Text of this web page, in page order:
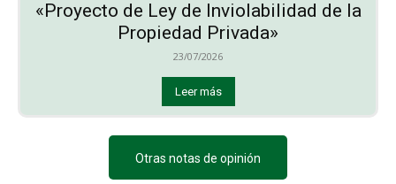
«Proyecto de Ley de Inviolabilidad de la
Propiedad Privada»
23/07/2026
Leer más
Otras notas de opinión